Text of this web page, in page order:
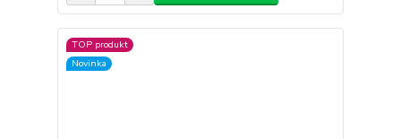
TOP produkt
Novinka